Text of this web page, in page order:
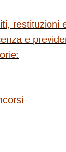
restituzioni
e